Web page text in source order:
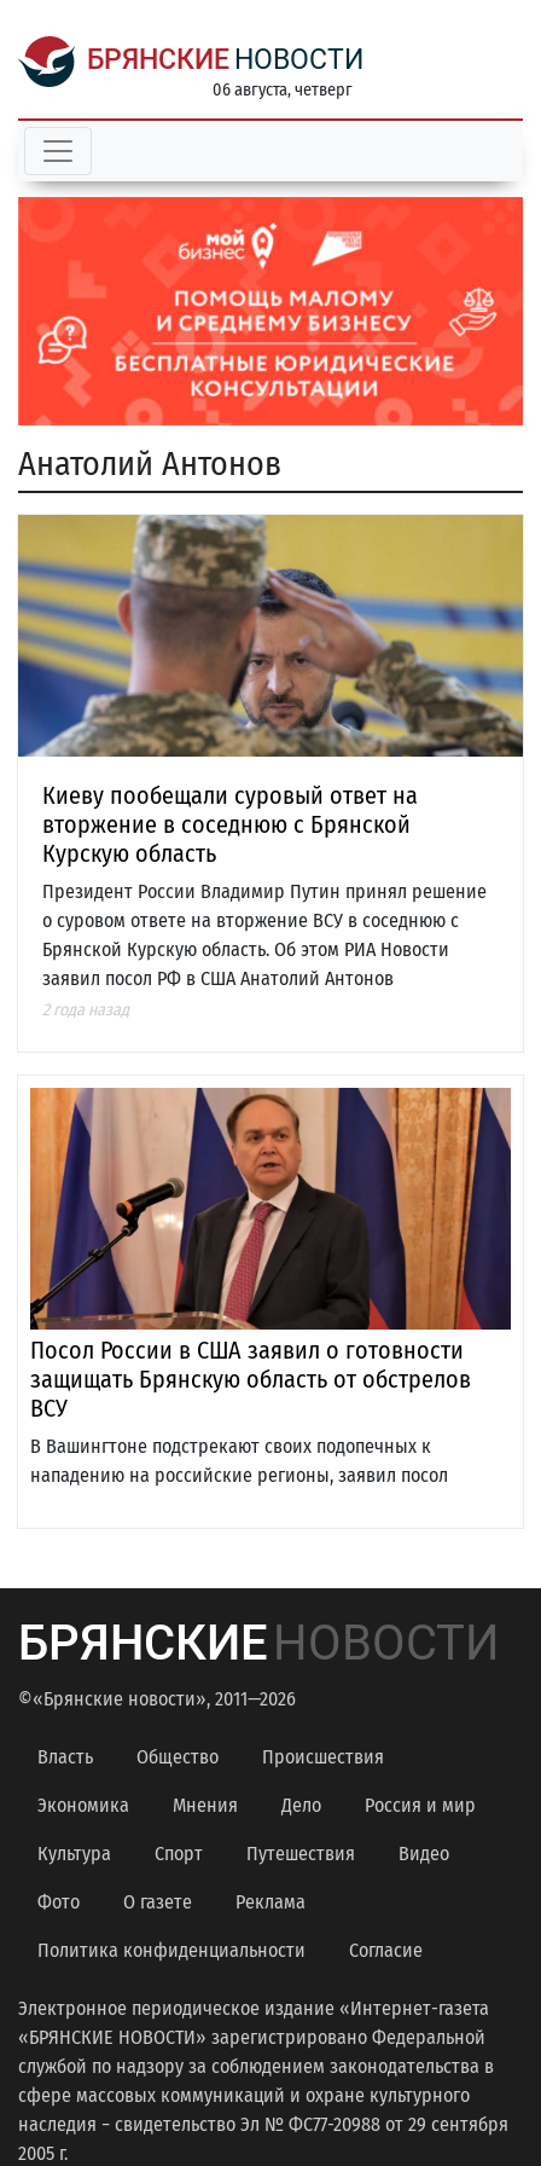
БРЯНСКИЕ НОВОСТИ
06 августа, четверг
Анатолий Антонов
Киеву пообещали суровый ответ на
вторжение в соседнюю с Брянской
Курскую область
Президент России Владимир Путин принял решение
о суровом ответе на вторжение ВСУ в соседнюю с
Брянской Курскую область. Об этом РИА Новости
заявил посол РФ в США Анатолий Антонов
2 года назад
Посол России в США заявил о готовности
защищать Брянскую область от обстрелов
ВСУ
В Вашингтоне подстрекают своих подопечных к
нападению на российские регионы, заявил посол
БРЯНСКИЕНОВОСТИ
©«Брянские новости», 2011—2026
Власть Общество Происшествия
Экономика Мнения Дело Россия и мир
Культура Спорт Путешествия Видео
Фото О газете Реклама
Политика конфиденциальности Согласие
Электронное периодическое издание «Интернет-газета
«БРЯНСКИЕ НОВОСТИ» зарегистрировано Федеральной
службой по надзору за соблюдением законодательства в
сфере массовых коммуникаций и охране культурного
наследия − свидетельство Эл № ФС77-20988 от 29 сентября
2005 г.